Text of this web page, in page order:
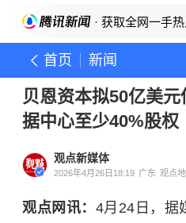
· 获取全网一手
首页 新闻
贝恩资本拟50亿美
据中心至少40%股权
观点新媒体
2026年4月26日18:19 广东 观点
观点网讯： 4月24日，据